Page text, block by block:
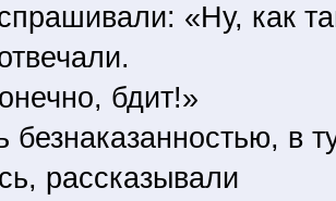
«Ну, как
бдит!»
безнаказанностью, в
рассказывали